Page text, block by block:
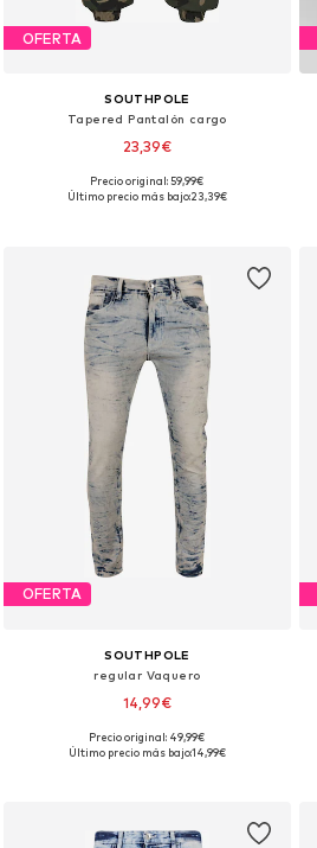
OFERTA
SOUTHPOLE
Tapered Pantalón cargo
23,39€
Tallas disponibles: 28
Precio original: 59,99€
Último precio más bajo:23,39€
OFERTA
SOUTHPOLE
regular Vaquero
14,99€
Tallas disponibles: 44 x 32
Precio original: 49,99€
Último precio más bajo:14,99€